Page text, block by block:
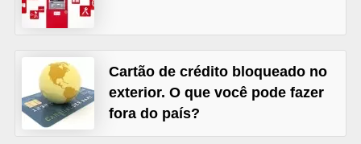
Cartão de crédito bloqueado no
exterior. O que você pode fazer
fora do país?
s
f
i
n
a
n